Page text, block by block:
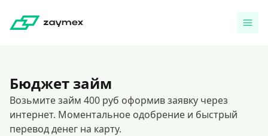
Бюджет займ
Возьмите займ 400 руб оформив заявку через
интернет. Моментальное одобрение и быстрый
перевод денег на карту.